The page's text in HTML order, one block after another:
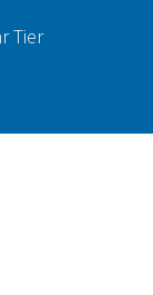
Tier